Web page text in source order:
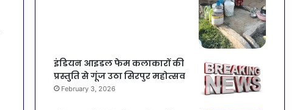
इंडियन आइडल फेम कलाकारों की
प्रस्तुति से गूंज उठा सिरपुर महोत्सव
February 3, 2026